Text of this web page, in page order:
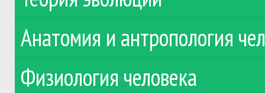
Анатомия и антропология
Физиология человека